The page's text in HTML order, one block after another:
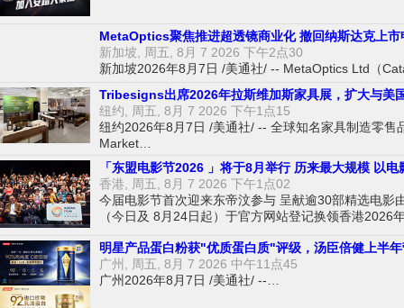
MetaOptics聚焦推进超透镜商业化 撤回纳斯达克上
新加坡, 周五, 8月 7 2026 下午2点30
新加坡2026年8月7日 /美通社/ -- MetaOptics Ltd（
Tribesigns出席2026年拉斯维加斯家具展，扩大与美
纽约, 周五, 8月 7 2026 下午1点15
纽约2026年8月7日 /美通社/ -- 全球知名家具制造零
Market…
「东盟电影节2026 」将于8月举行 历来最大规模 以
香港, 周五, 8月 7 2026 下午1点02
今届电影节首次迎来东帝汶参与 呈献逾30部精选电
（今日及 8月24日起）于官方网站登记换领香港
明星产品蛋白粉获"优质蛋白质"评级，汤臣倍健上半
广州, 周五, 8月 7 2026 中午11点45
广州2026年8月7日 /美通社/ --…